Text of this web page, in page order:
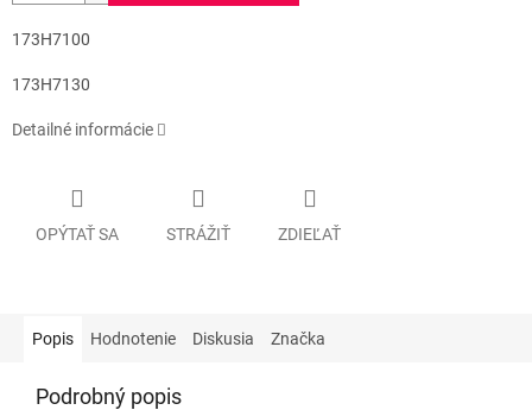
173H7100
173H7130
Detailné informácie
OPÝTAŤ SA STRÁŽIŤ ZDIEĽAŤ
Popis Hodnotenie Diskusia Značka
Podrobný popis